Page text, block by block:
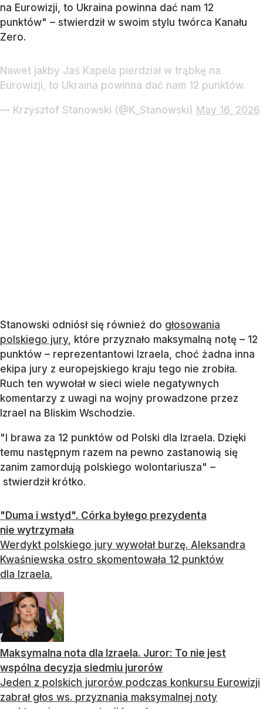
na Eurowizji, to Ukraina powinna dać nam 12
punktów" – stwierdził w swoim stylu twórca Kanału
Zero.
Eurowizji, to Ukraina powinna dać nam 12 punktów.
— Krzysztof Stanowski (@K_Stanowski)May 16, 2026
Stanowski odniósł się również dogłosowania
polskiego jury
punktów – reprezentantowi Izraela, choć żadna inna
ekipa jury z europejskiego kraju tego nie zrobiła.
Ruch ten wywołał w sieci wiele negatywnych
komentarzy z uwagi na wojny prowadzone przez
Izrael na Bliskim Wschodzie.
"I brawa za 12 punktów od Polski dla Izraela. Dzięki
temu następnym razem na pewno zastanowią się
zanim zamordują polskiego wolontariusza" –